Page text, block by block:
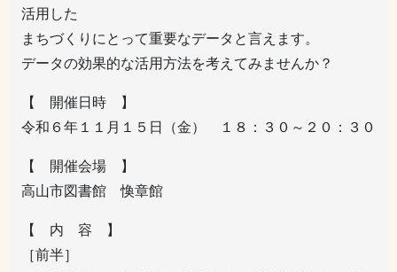
活用した
まちづくりにとって重要なデータと言えます。
データの効果的な活用方法を考えてみませんか？
【 開催日時 】
令和６年１１月１５日（金） １８：３０～２０：３０
【 開催会場 】
高山市図書館 愌章館
【 内 容 】
［前半］